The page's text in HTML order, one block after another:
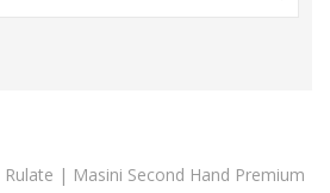
| Masini Second Hand Premium